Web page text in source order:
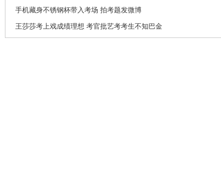
手机藏身不锈钢杯带入考场 拍考题发微博
王莎莎考上戏成绩理想 考官批艺考考生不知巴金